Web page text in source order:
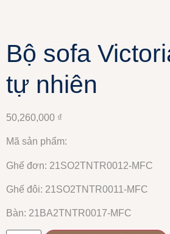
Bộ sofa
tự nhiên
50,260,000 ₫
Mã sản phẩm:
Ghế đơn: 21SO2TNTR0012-MFC
Ghế đôi: 21SO2TNTR0011-MFC
Bàn: 21BA2TNTR0017-MFC